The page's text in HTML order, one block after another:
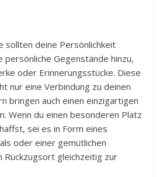
sollten deine Persönlichkeit
persönliche Gegenstände hinzu,
oder Erinnerungsstücke. Diese
nur eine Verbindung zu deinen
bringen auch einen einzigartigen
Wenn du einen besonderen Platz
sei es in Form eines
oder einer gemütlichen
Rückzugsort gleichzeitig zur